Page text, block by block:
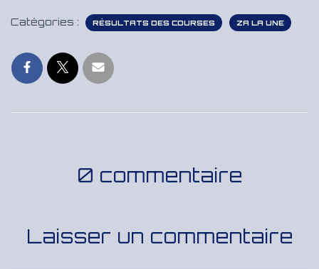
Catégories : RÉSULTATS DES COURSES ZA LA UNE
0 commentaire
Laisser un commentaire